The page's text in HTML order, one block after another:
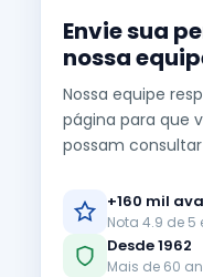
Envie sua
nossa
Nossa equipe
página para que
possam
+160 mil
Nota 4.9 de 5
Desde 1962
Mais de 60